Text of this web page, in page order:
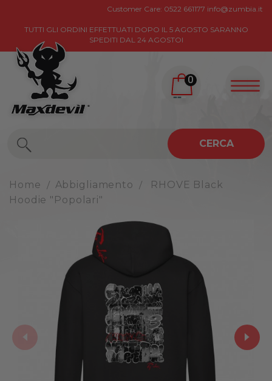
Customer Care: 0522 661177 info@zumbia.it
TUTTI GLI ORDINI EFFETTUATI DOPO IL 5 AGOSTO SARANNO
SPEDITI DAL 24 AGOSTOI
CERCA
0
Home Abbigliamento
RHOVE Black
Hoodie "Popolari"